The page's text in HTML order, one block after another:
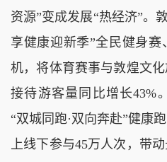
资源”变成发展“热经济”。
享健康迎新季”全民健身
机，将体育赛事与敦煌文
接待游客量同比增长43%
“双城同跑·双向奔赴”健康
上线下参与45万人次，带